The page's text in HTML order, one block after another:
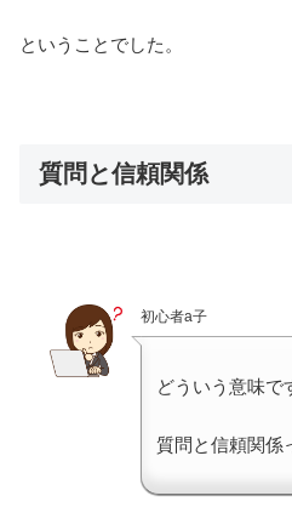
ということでした。
質問と信頼関係
初心者a子
どういう意味で
質問と信頼関係